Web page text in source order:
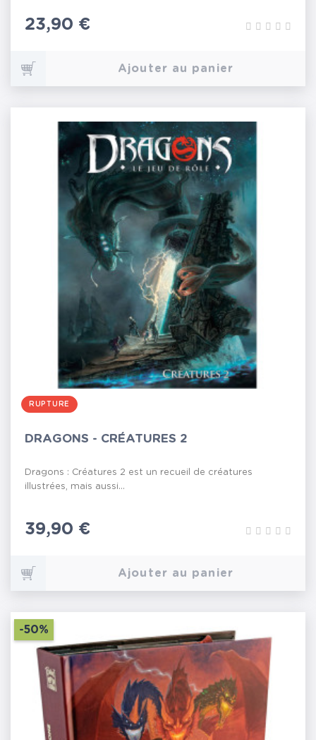
Prix
23,90 €
Ajouter au panier
RUPTURE
DRAGONS - CRÉATURES 2
Dragons : Créatures 2 est un recueil de créatures
illustrées, mais aussi...
Prix
39,90 €
Ajouter au panier
-50%